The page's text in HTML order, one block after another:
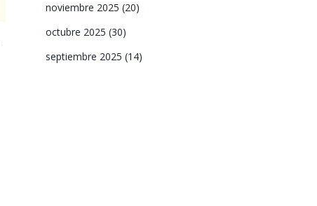
noviembre 2025 (20)
octubre 2025 (30)
septiembre 2025 (14)